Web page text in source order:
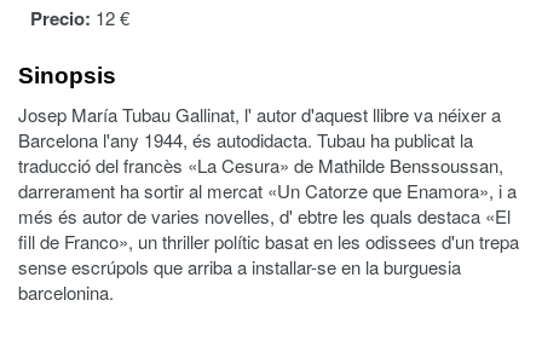
Precio: 12 €
Sinopsis
Josep María Tubau Gallinat, l' autor d'aquest llibre va néixer a
Barcelona l'any 1944, és autodidacta. Tubau ha publicat la
traducció del francès «La Cesura» de Mathilde Benssoussan,
darrerament ha sortir al mercat «Un Catorze que Enamora», i a
més és autor de varies novelles, d' ebtre les quals destaca «El
fill de Franco», un thriller polític basat en les odissees d'un trepa
sense escrúpols que arriba a installar-se en la burguesia
barcelonina.